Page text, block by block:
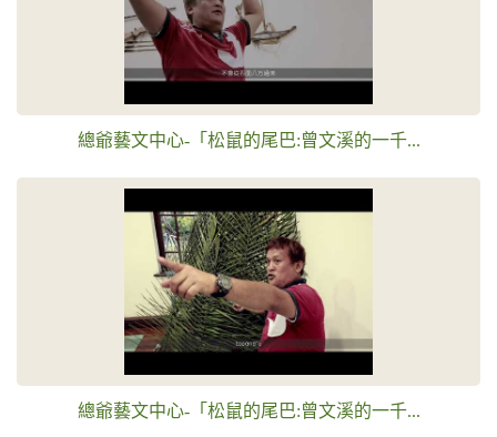
總爺藝文中心-「松鼠的尾巴:曾文溪的一千...
總爺藝文中心-「松鼠的尾巴:曾文溪的一千...